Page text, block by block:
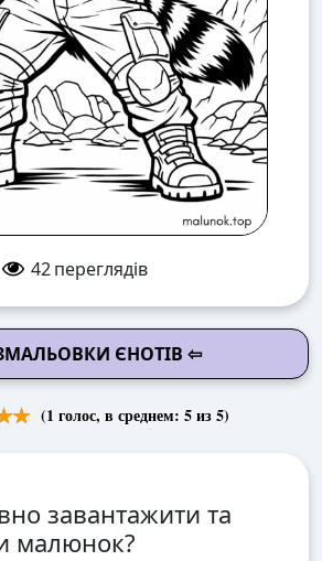
42переглядів
ЄНОТІВ ⇦
(1 голос, в среднем: 5из 5)
завантажити та
малюнок?